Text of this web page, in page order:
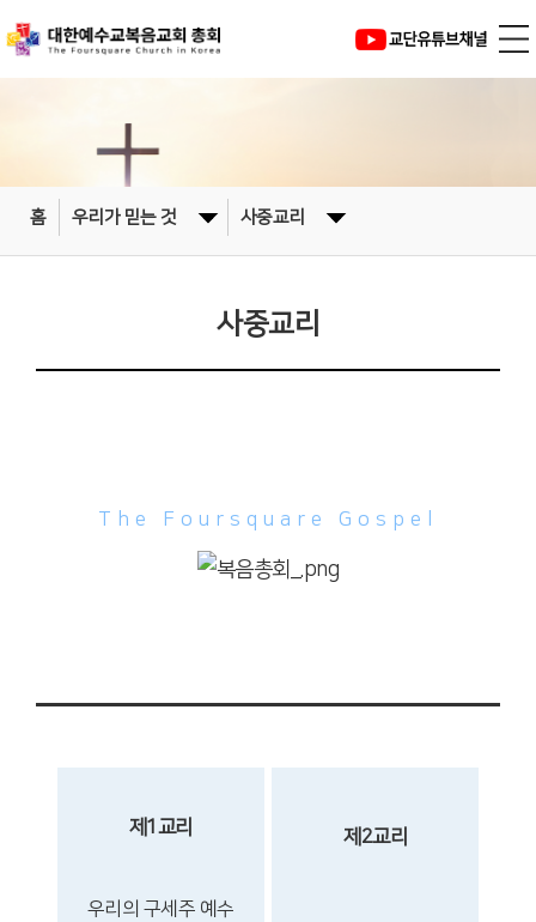
홈 우리가 믿는 것 사중교리
사중교리
The Foursquare Gospel
제1교리
우리의 구세주 예수
제2교리